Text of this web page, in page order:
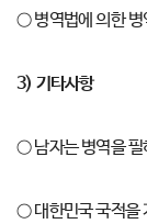
○ 병역법에 의한 병
3) 기타사항
○ 남자는 병역을 필
○ 대한민국 국적을